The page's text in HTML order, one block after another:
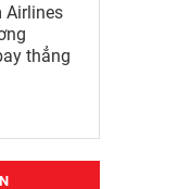
Airlines
thẳng